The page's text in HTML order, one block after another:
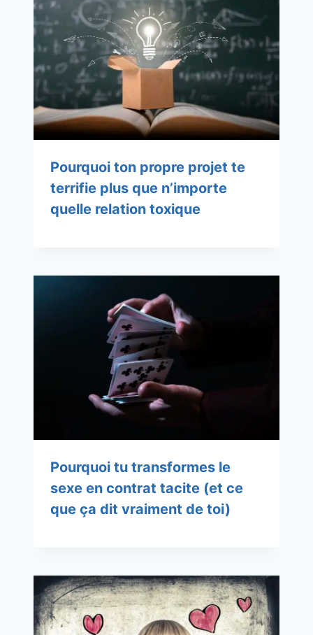
Pourquoi ton propre projet te
terrifie plus que n’importe
quelle relation toxique
Pourquoi tu transformes le
sexe en contrat tacite (et ce
que ça dit vraiment de toi)